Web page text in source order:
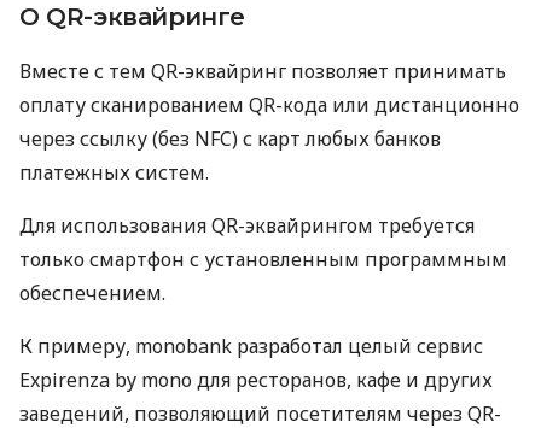
О QR-эквайринге
Вместе с тем QR-эквайринг позволяет принимать
оплату сканированием QR-кода или дистанционно
через ссылку (без NFC) с карт любых банков
платежных систем.
Для использования QR-эквайрингом требуется
только смартфон с установленным программным
обеспечением.
К примеру, monobank разработал целый сервис
Expirenza by mono для ресторанов, кафе и других
заведений, позволяющий посетителям через QR-